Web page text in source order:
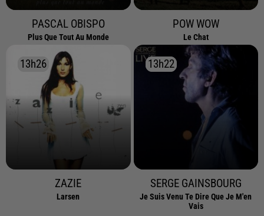
PASCAL OBISPO
Plus Que Tout Au Monde
POW WOW
Le Chat
13h26
13h26
ZAZIE
Larsen
13h22
13h22
SERGE GAINSBOURG
Je Suis Venu Te Dire Que Je M'en
Vais